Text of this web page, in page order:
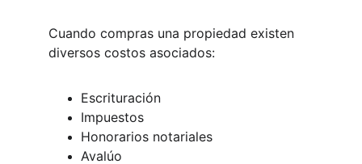
Cuando compras una propiedad existen
diversos costos asociados:
Escrituración
Impuestos
Honorarios notariales
Avalúo